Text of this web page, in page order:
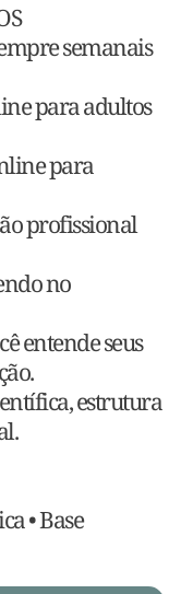
semanais
para adultos
para
profissional
no
entende seus
estrutura
• Base